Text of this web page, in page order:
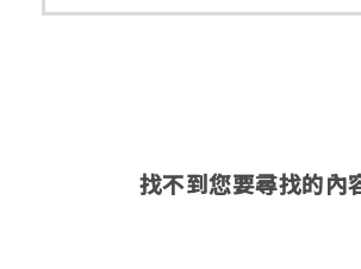
找不到您要尋找的內